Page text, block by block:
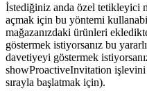
İstediğiniz anda özel tetikleyici
açmak için bu yöntemi
mağazanızdaki ürünleri
göstermek istiyorsanız bu
davetiyeyi göstermek
showProactiveInvitation işlevini
sırayla başlatmak için).